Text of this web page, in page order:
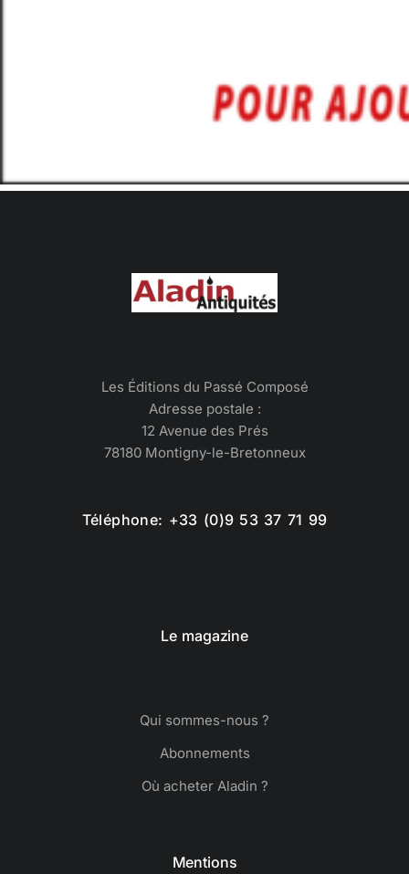
Les Éditions du Passé Composé
Adresse postale :
12 Avenue des Prés
78180 Montigny-le-Bretonneux
Téléphone: +33 (0)9 53 37 71 99
Le magazine
Qui sommes-nous ?
Abonnements
Où acheter Aladin ?
Mentions